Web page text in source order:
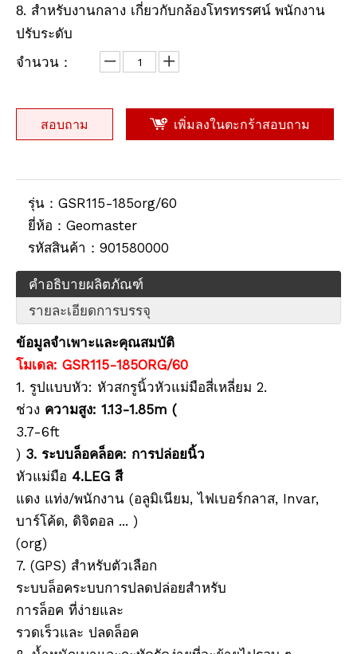
Waterproof Prism (5",silver-coated)
เสา RTK (2.0ม.,10มม.)
8. สำหรับงานกลาง เกี่ยวกับกล้องโทรทรรศน์ พนักงาน
ปรับระดับ
จำนวน：
สอบถาม เพิ่มลงในตะกร้าสอบถาม
รุ่น： GSR115-185org/60
ยี่ห้อ： Geomaster
รหัสสินค้า： 901580000
คำอธิบายผลิตภัณฑ์
รายละเอียดการบรรจุ
ข้อมูลจำเพาะและคุณสมบัติ
โมเดล: GSR115-185ORG/60
1. รูปแบบหัว: หัวสกรูนิ้วหัวแม่มือสี่เหลี่ยม 2.
ช่วง ความสูง: 1.13-1.85m (
3.7-6ft
) 3. ระบบล็อคล็อค: การปล่อยนิ้ว
หัวแม่มือ 4.LEG สี
แดง แท่ง/พนักงาน (อลูมิเนียม, ไฟเบอร์กลาส, Invar,
บาร์โค้ด, ดิจิตอล ... )
(org)
7. (GPS) สำหรับตัวเลือก
ระบบล็อคระบบการปลดปล่อยสำหรับ
การล็อค ที่ง่ายและ
รวดเร็วและ ปลดล็อค